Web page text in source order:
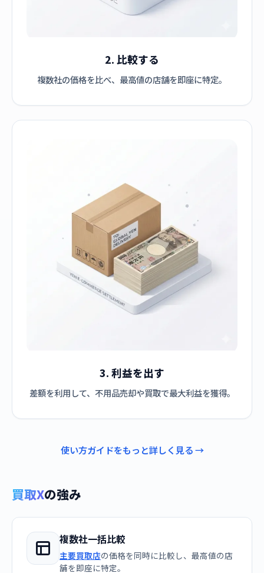
2. 比較する
複数社の価格を比べ、最高値の店舗を即座に特定。
3. 利益を出す
差額を利用して、不用品売却や買取で最大利益を獲得。
使い方ガイドをもっと詳しく見る →
買取Xの強み
複数社一括比較
主要買取店の価格を同時に比較し、最高値の店
舗を即座に特定。